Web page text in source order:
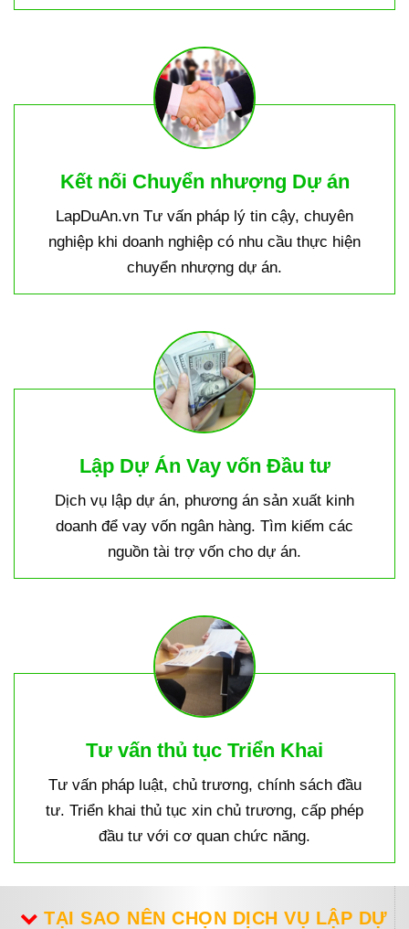
Kết nối Chuyển nhượng Dự án
LapDuAn.vn Tư vấn pháp lý tin cậy, chuyên
nghiệp khi doanh nghiệp có nhu cầu thực hiện
chuyển nhượng dự án.
Lập Dự Án Vay vốn Đầu tư
Dịch vụ lập dự án, phương án sản xuất kinh
doanh để vay vốn ngân hàng. Tìm kiếm các
nguồn tài trợ vốn cho dự án.
Tư vấn thủ tục Triển Khai
Tư vấn pháp luật, chủ trương, chính sách đầu
tư. Triển khai thủ tục xin chủ trương, cấp phép
đầu tư với cơ quan chức năng.
TẠI SAO NÊN CHỌN DỊCH VỤ LẬP DỰ